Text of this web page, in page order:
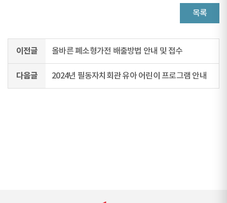
목록
이전글 올바른 폐소형가전 배출방법 안내 및 접수
다음글 2024년 필동자치회관 유아 어린이 프로그램 안내